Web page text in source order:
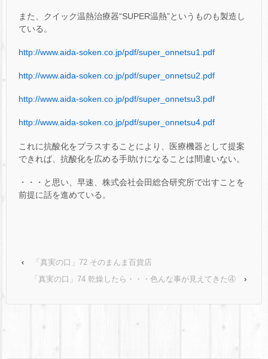
また、クイック温熱治療器“SUPER温熱”というものも製造し
ている。
http://www.aida-soken.co.jp/pdf/super_onnetsu1.pdf
http://www.aida-soken.co.jp/pdf/super_onnetsu2.pdf
http://www.aida-soken.co.jp/pdf/super_onnetsu3.pdf
http://www.aida-soken.co.jp/pdf/super_onnetsu4.pdf
これに抗酸化をプラスすることにより、医療機器として提案
できれば、抗酸化を広める手助けになることは間違いない。
・・・と思い、早速、株式会社会田総合研究所で出すことを
前提に話を進めている。
‹
「真実の口」72 そのまんま百貨店
「真実の口」74 乾燥したら・・・色んな事が見えてきた④
›